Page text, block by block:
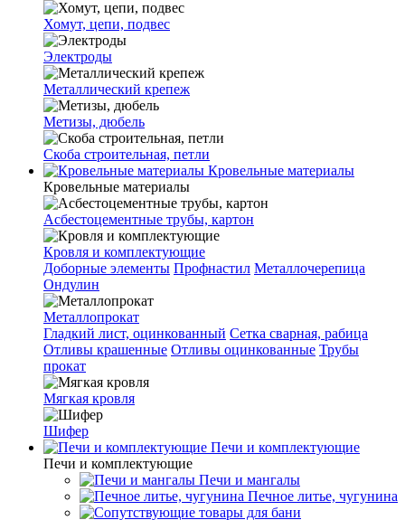
Хомут, цепи, подвес
Электроды
Металлический крепеж
Метизы, дюбель
Скоба строительная, петли
Кровельные материалы
Кровельные материалы
Асбестоцементные трубы, картон
Кровля и комплектующие
Доборные элементы Профнастил Металлочерепица
Ондулин
Металлопрокат
Гладкий лист, оцинкованный Сетка сварная, рабица
Отливы крашенные Отливы оцинкованные Трубы
прокат
Мягкая кровля
Шифер
Печи и комплектующие
Печи и комплектующие
Печи и мангалы
Печное литье, чугунина